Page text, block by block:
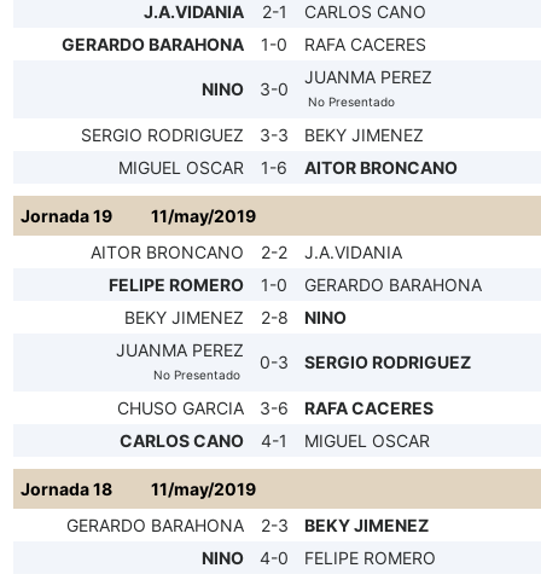
J.A.VIDANIA
2-1
CARLOS CANO
GERARDO BARAHONA
1-0 RAFA CACERES
NINO 3-0
JUANMA PEREZ
No Presentado
SERGIO RODRIGUEZ 3-3
BEKY JIMENEZ
MIGUEL OSCAR
1-6 AITOR BRONCANO
Jornada 19
11/may/2019
AITOR BRONCANO
2-2
J.A.VIDANIA
FELIPE ROMERO
1-0
GERARDO BARAHONA
BEKY JIMENEZ
2-8
NINO
JUANMA PEREZ
No Presentado
0-3 SERGIO RODRIGUEZ
CHUSO GARCIA 3-6
RAFA CACERES
CARLOS CANO
4-1 MIGUEL OSCAR
Jornada 18
11/may/2019
GERARDO BARAHONA
2-3
BEKY JIMENEZ
NINO
4-0
FELIPE ROMERO